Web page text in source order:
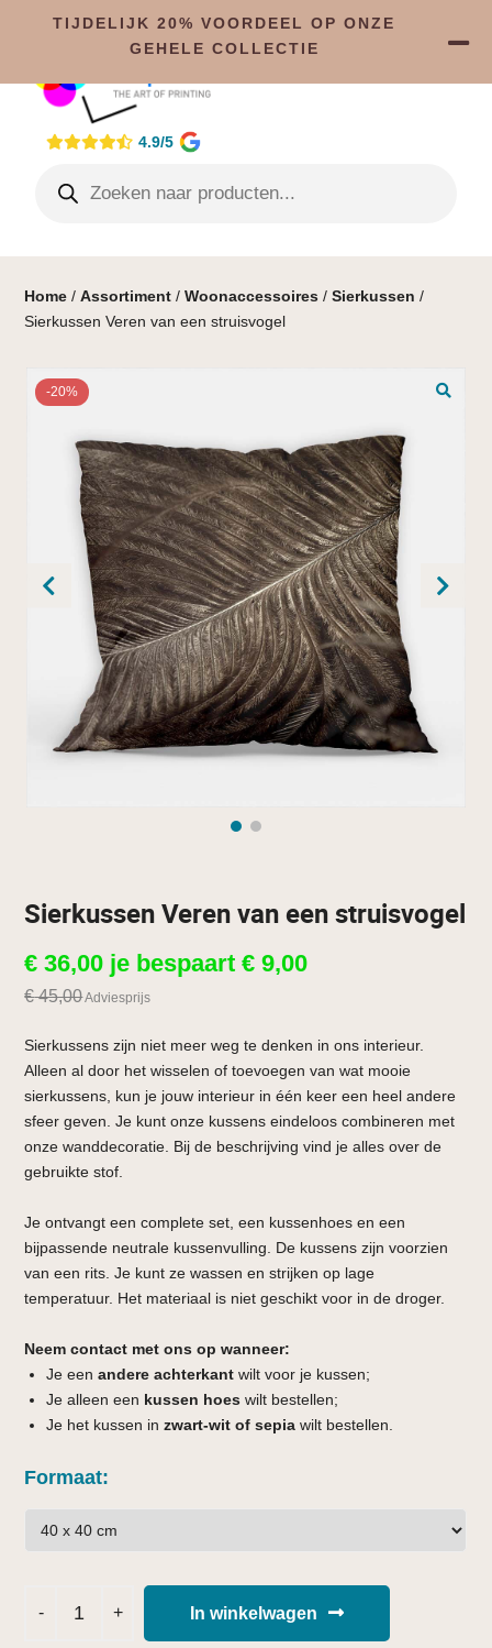
4.9/5
Home /Assortiment /Woonaccessoires /Sierkussen /
Sierkussen Veren van een struisvogel
-20%
Sierkussen Veren van een struisvogel
€ 36,00 je bespaart€ 9,00
€45,00Adviesprijs
Sierkussens zijn niet meer weg te denken in ons interieur.
Alleen al door het wisselen of toevoegen van wat mooie
sierkussens, kun je jouw interieur in één keer een heel andere
sfeer geven. Je kunt onze kussens eindeloos combineren met
onze wanddecoratie. Bij de beschrijving vind je alles over de
gebruikte stof.
Je ontvangt een complete set, een kussenhoes en een
bijpassende neutrale kussenvulling. De kussens zijn voorzien
van een rits. Je kunt ze wassen en strijken op lage
temperatuur. Het materiaal is niet geschikt voor in de droger.
Neem contact met ons op wanneer:
Je eenandere achterkant wilt voor je kussen;
Je alleen een kussen hoes wilt bestellen;
Je het kussen inzwart-wit of sepia wilt bestellen.
Formaat
In winkelwagen
TIJDELIJK 20% VOORDEEL OP ONZE
GEHELE COLLECTIE